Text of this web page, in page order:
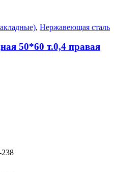
, Нержавеющая сталь
50*60 т.0,4 правая